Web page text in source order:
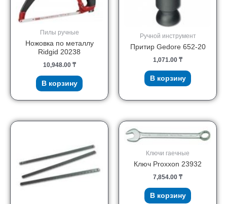
Пилы ручные
Ножовка по металлу
Ridgid 20238
10,948.00 ₸
В корзину
Ручной инструмент
Притир Gedore 652-20
1,071.00 ₸
В корзину
Ключи гаечные
Ключ Proxxon 23932
7,854.00 ₸
В корзину